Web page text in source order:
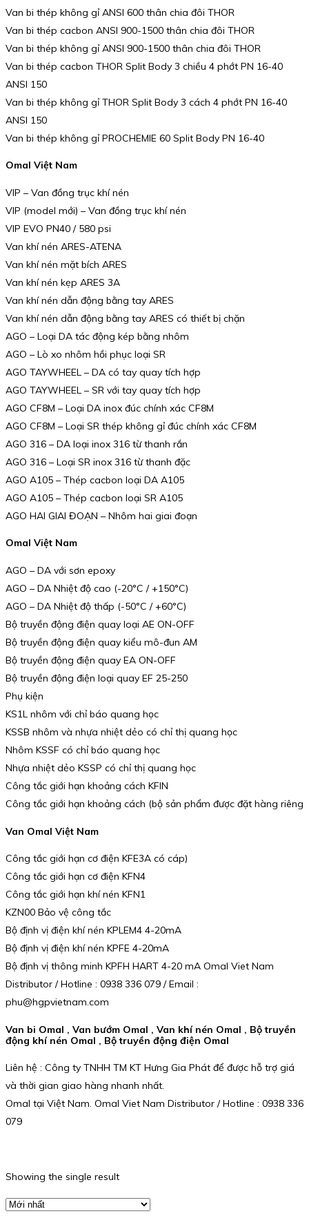
Van bi thép không gỉ ANSI 600 thân chia đôi THOR
Van bi thép cacbon ANSI 900-1500 thân chia đôi THOR
Van bi thép không gỉ ANSI 900-1500 thân chia đôi THOR
Van bi thép cacbon THOR Split Body 3 chiều 4 phớt PN 16-40
ANSI 150
Van bi thép không gỉ THOR Split Body 3 cách 4 phớt PN 16-40
ANSI 150
Van bi thép không gỉ PROCHEMIE 60 Split Body PN 16-40
Omal Việt Nam
VIP – Van đồng trục khí nén
VIP (model mới) – Van đồng trục khí nén
VIP EVO PN40 / 580 psi
Van khí nén ARES-ATENA
Van khí nén mặt bích ARES
Van khí nén kẹp ARES 3A
Van khí nén dẫn động bằng tay ARES
Van khí nén dẫn động bằng tay ARES có thiết bị chặn
AGO – Loại DA tác động kép bằng nhôm
AGO – Lò xo nhôm hồi phục loại SR
AGO TAYWHEEL – DA có tay quay tích hợp
AGO TAYWHEEL – SR với tay quay tích hợp
AGO CF8M – Loại DA inox đúc chính xác CF8M
AGO CF8M – Loại SR thép không gỉ đúc chính xác CF8M
AGO 316 – DA loại inox 316 từ thanh rắn
AGO 316 – Loại SR inox 316 từ thanh đặc
AGO A105 – Thép cacbon loại DA A105
AGO A105 – Thép cacbon loại SR A105
AGO HAI GIAI ĐOẠN – Nhôm hai giai đoạn
Omal Việt Nam
AGO – DA với sơn epoxy
AGO – DA Nhiệt độ cao (-20°C / +150°C)
AGO – DA Nhiệt độ thấp (-50°C / +60°C)
Bộ truyền động điện quay loại AE ON-OFF
Bộ truyền động điện quay kiểu mô-đun AM
Bộ truyền động điện quay EA ON-OFF
Bộ truyền động điện loại quay EF 25-250
Phụ kiện
KS1L nhôm với chỉ báo quang học
KSSB nhôm và nhựa nhiệt dẻo có chỉ thị quang học
Nhôm KSSF có chỉ báo quang học
Nhựa nhiệt dẻo KSSP có chỉ thị quang học
Công tắc giới hạn khoảng cách KFIN
Công tắc giới hạn khoảng cách (bộ sản phẩm được đặt hàng riêng
Van Omal Việt Nam
Công tắc giới hạn cơ điện KFE3A có cáp)
Công tắc giới hạn cơ điện KFN4
Công tắc giới hạn khí nén KFN1
KZN00 Bảo vệ công tắc
Bộ định vị điện khí nén KPLEM4 4-20mA
Bộ định vị điện khí nén KPFE 4-20mA
Bộ định vị thông minh KPFH HART 4-20 mA Omal Viet Nam
Distributor / Hotline : 0938 336 079 / Email :
phu@hgpvietnam.com
Van bi Omal , Van bướm Omal , Van khí nén Omal , Bộ truyền
động khí nén Omal , Bộ truyền động điện Omal
Liên hệ : Công ty TNHH TM KT Hưng Gia Phát để được hỗ trợ giá
và thời gian giao hàng nhanh nhất.
Omal tại Việt Nam. Omal Viet Nam Distributor / Hotline : 0938 336
079
Showing the single result